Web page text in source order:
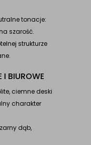
tonacje:
szarość.
strukturze
I BIUROWE
ciemne deski
charakter
dąb,